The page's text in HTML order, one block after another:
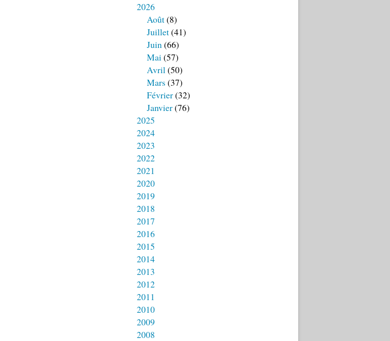
2026
Août(8)
Juillet(41)
Juin(66)
Mai(57)
Avril(50)
Mars (37)
Février(32)
Janvier(76)
2025
2024
2023
2022
2021
2020
2019
2018
2017
2016
2015
2014
2013
2012
2011
2010
2009
2008